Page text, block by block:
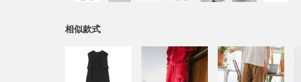
相似款式